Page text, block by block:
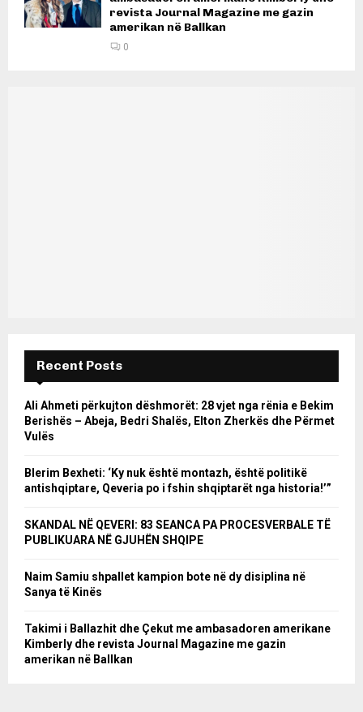
revista Journal Magazine me gazin
amerikan në Ballkan
0
Recent Posts
Ali Ahmeti përkujton dëshmorët: 28 vjet nga rënia e Bekim
Berishës – Abeja, Bedri Shalës, Elton Zherkës dhe Përmet
Vulës
Blerim Bexheti: ‘Ky nuk është montazh, është politikë
antishqiptare, Qeveria po i fshin shqiptarët nga historia!’”
SKANDAL NË QEVERI: 83 SEANCA PA PROCESVERBALE TË
PUBLIKUARA NË GJUHËN SHQIPE
Naim Samiu shpallet kampion bote në dy disiplina në
Sanya të Kinës
Takimi i Ballazhit dhe Çekut me ambasadoren amerikane
Kimberly dhe revista Journal Magazine me gazin
amerikan në Ballkan